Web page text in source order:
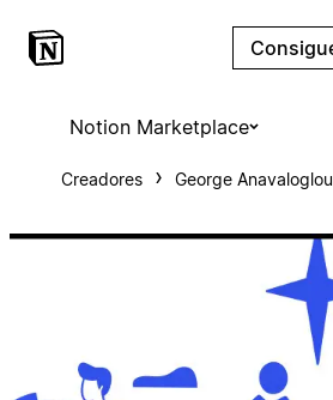
Notion Marketplace
Creadores George Anavaloglou